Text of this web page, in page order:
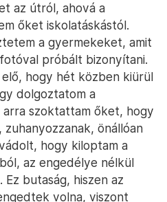
az útról, ahová a
őket iskolatáskástól.
a gyermekeket, amit
próbált bizonyítani.
hogy hét közben kiürül
dolgoztatom a
szoktattam őket, hogy
önállóan
hogy kiloptam a
az engedélye nélkül
butaság, hiszen az
volna, viszont